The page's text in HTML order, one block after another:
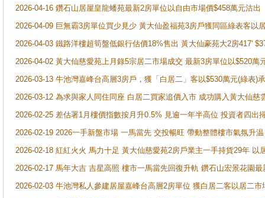
2026-04-16 鑽石山居屋皇龍蟠苑最新2房單位以自由市場價$458萬元沽出
2026-04-09 巨無霸3房單位買少見少 黃大仙盈福苑3房戶獲同區綠表客以
2026-04-03 鐵路洋樓超筍盤低銀行估價18%售出 黃大仙豪苑大2房417'
2026-04-02 黃大仙慈愛苑上月錄5宗居二市場成交 最新3房單位以$520萬
2026-03-13 牛池灣嘉峰台高層3房戶，獲「白居二」客以$530萬元(綠表)
2026-03-12 為求與家人同住同座 白居二買家追價入市 成功購入黃大仙
2026-02-25 差估署1月樓價指數按月升0.5% 見逾一年半高位 投資者四
2026-02-19 2026一手新盤市場 一馬當先 交投暢旺 帶動整體樓市氣氛升
2026-02-18 紅紅火火 馬力十足 黃大仙慈愛苑2房戶業主一手持貨29年 以
2026-02-17 馬年大吉 吉星高照 樓市一馬當先回復升軌 鑽石山宏景花園
2026-02-03 牛池灣私人參建居屋嘉峰台高層2房單位 獲白居二客以居二市